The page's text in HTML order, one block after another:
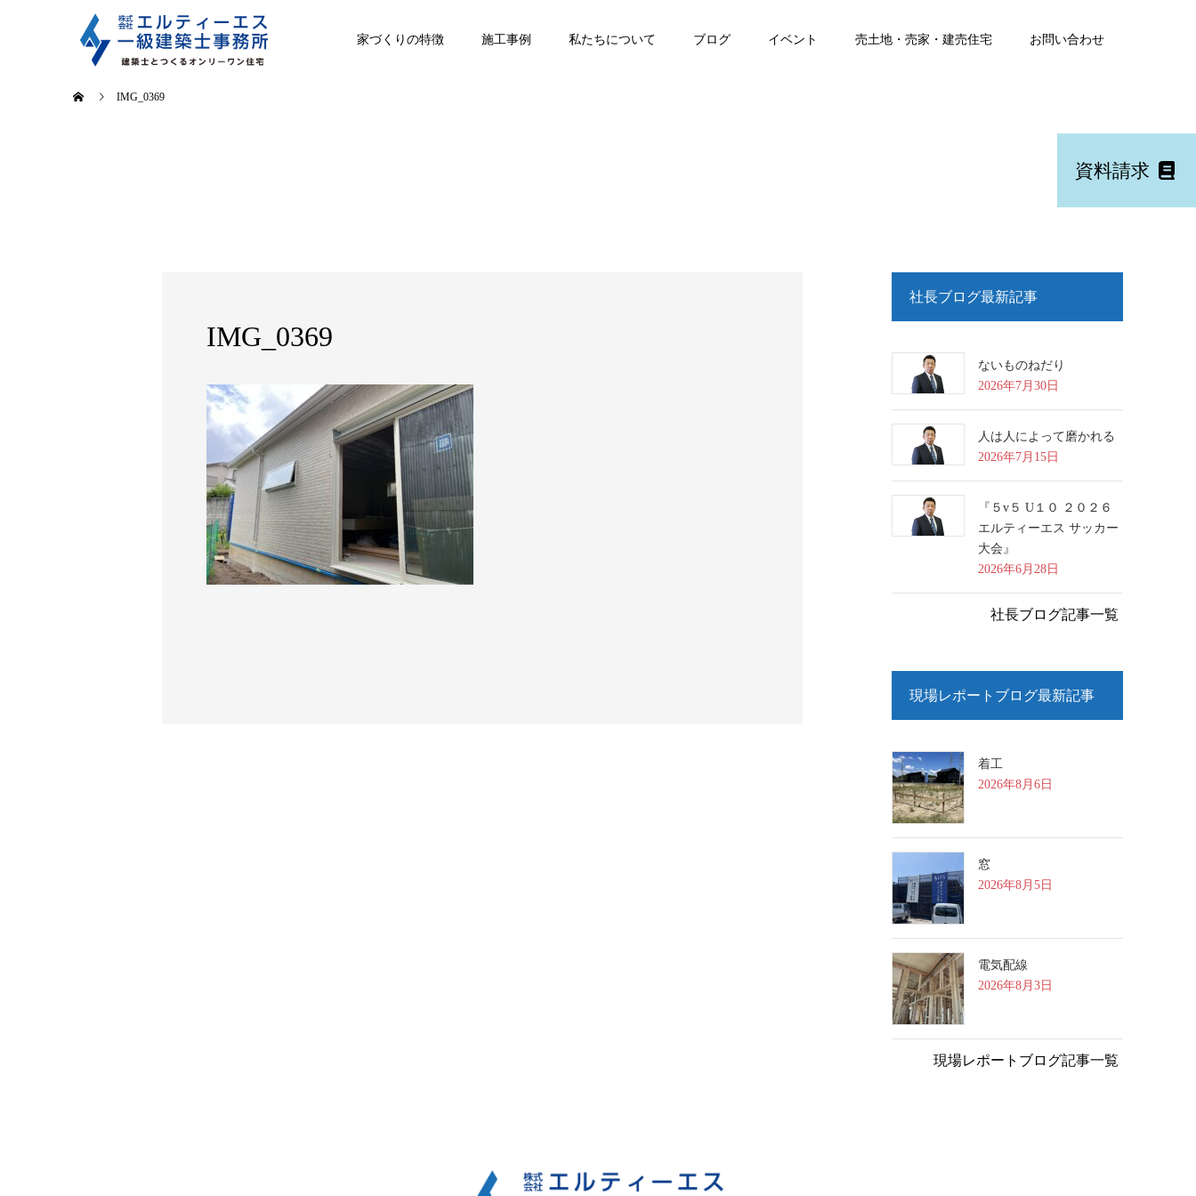
家づくりの特徴 施工事例 私たちについて ブログ イベント 売土地・売家・建売住宅 お問い合わせ
IMG_0369
IMG_0369
社長ブログ最新記事
ないものねだり
2026年7月30日
人は人によって磨かれる
2026年7月15日
『５v５ U１０ ２０２６
エルティーエス サッカー
大会』
2026年6月28日
社長ブログ記事一覧
現場レポートブログ最新記事
着工
2026年8月6日
窓
2026年8月5日
電気配線
2026年8月3日
現場レポートブログ記事一覧
資料請求